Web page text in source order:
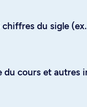
du sigle (ex.
du cours et autres